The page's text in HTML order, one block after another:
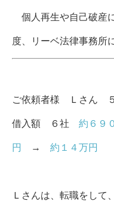
個人再生や自己破産
度、リーベ法律事務所
ご依頼者様 Ｌさん ５
借入額 ６社 約６９
円 → 約１４万円
Ｌさんは、転職をして